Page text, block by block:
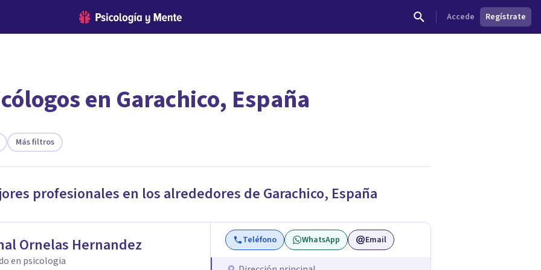
Accede Regístrate
el psicólogo adecuado?
en Garachico, España
Más filtros
profesionales en los alrededores de Garachico, España
Ornelas Hernandez
en psicologia
Teléfono WhatsApp Email